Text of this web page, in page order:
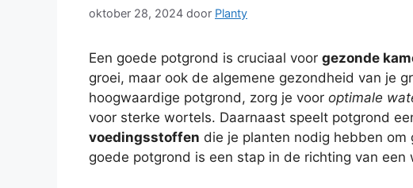
oktober 28, 2024 door Planty
Een goede potgrond is cruciaal voor gezonde
groei, maar ook de algemene gezondheid van je
hoogwaardige potgrond, zorg je voor optimale
voor sterke wortels. Daarnaast speelt potgrond
voedingsstoffen die je planten nodig hebben
goede potgrond is een stap in de richting van